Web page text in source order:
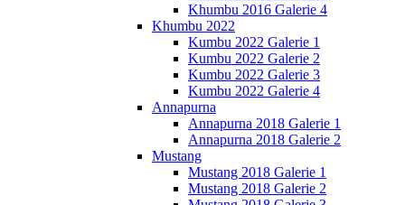
Khumbu 2016 Galerie 4
Khumbu 2022
Kumbu 2022 Galerie 1
Kumbu 2022 Galerie 2
Kumbu 2022 Galerie 3
Kumbu 2022 Galerie 4
Annapurna
Annapurna 2018 Galerie 1
Annapurna 2018 Galerie 2
Mustang
Mustang 2018 Galerie 1
Mustang 2018 Galerie 2